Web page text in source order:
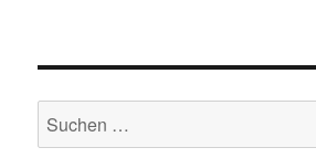
Suchen
nach: